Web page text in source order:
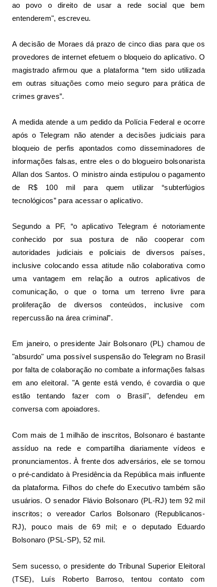
ao povo o direito de usar a rede social que bem
entenderem", escreveu.
A decisão de Moraes dá prazo de cinco dias para que os
provedores de internet efetuem o bloqueio do aplicativo. O
magistrado afirmou que a plataforma “tem sido utilizada
em outras situações como meio seguro para prática de
crimes graves”.
A medida atende a um pedido da Polícia Federal e ocorre
após o Telegram não atender a decisões judiciais para
bloqueio de perfis apontados como disseminadores de
informações falsas, entre eles o do blogueiro bolsonarista
Allan dos Santos.O ministro ainda estipulou o pagamento
de R$ 100 mil para quem utilizar “subterfúgios
tecnológicos” para acessar o aplicativo.
Segundo a PF, “o aplicativo Telegram é notoriamente
conhecido por sua postura de não cooperar com
autoridades judiciais e policiais de diversos países,
inclusive colocando essa atitude não colaborativa como
uma vantagem em relação a outros aplicativos de
comunicação, o que o torna um terreno livre para
proliferação de diversos conteúdos, inclusive com
repercussão na área criminal”.
Em janeiro, o presidente Jair Bolsonaro (PL) chamou de
"absurdo" uma possível suspensão do Telegram no Brasil
por falta de colaboração no combate a informações falsas
em ano eleitoral. "A gente está vendo, é covardia o que
estão tentando fazer com o Brasil", defendeu em
conversa com apoiadores.
Com mais de 1 milhão de inscritos, Bolsonaro é bastante
assíduo na rede e compartilha diariamente vídeos e
pronunciamentos. À frente dos adversários, ele se tornou
o pré-candidato à Presidência da República mais influente
da plataforma. Filhos do chefe do Executivo também são
usuários. O senador Flávio Bolsonaro (PL-RJ) tem 92 mil
inscritos; o vereador Carlos Bolsonaro (Republicanos-
RJ), pouco mais de 69 mil; e o deputado Eduardo
Bolsonaro (PSL-SP), 52 mil.
Sem sucesso, o presidente do Tribunal Superior Eleitoral
(TSE), Luís Roberto Barroso, tentou contato com